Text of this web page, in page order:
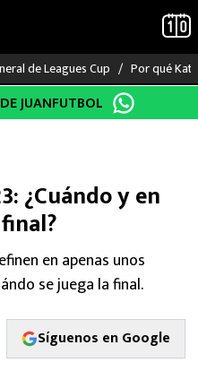
de Leagues Cup Por qué
JUANFUTBOL
¿Cuándo y en
en apenas unos
se juega la final.
Síguenos en Google